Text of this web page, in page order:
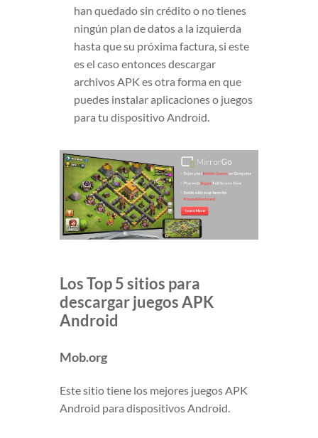
han quedado sin crédito o no tienes
ningún plan de datos a la izquierda
hasta que su próxima factura, si este
es el caso entonces descargar
archivos APK es otra forma en que
puedes instalar aplicaciones o juegos
para tu dispositivo Android.
Los Top 5 sitios para
descargar juegos APK
Android
Mob.org
Este sitio tiene los mejores juegos APK
Android para dispositivos Android.